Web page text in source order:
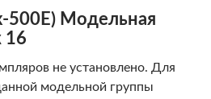
-500E) Модельная
16
не установлено. Для
модельной группы